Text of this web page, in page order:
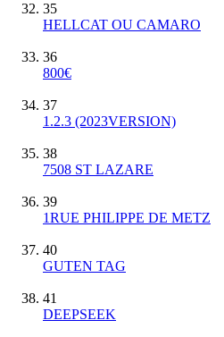
35
HELLCAT OU CAMARO
36
800€
37
1.2.3 (2023VERSION)
38
7508 ST LAZARE
39
1RUE PHILIPPE DE METZ
40
GUTEN TAG
41
DEEPSEEK